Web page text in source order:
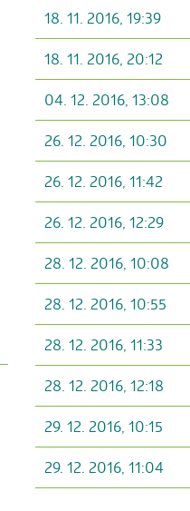
18. 11. 2016, 19:39
18. 11. 2016, 20:12
04. 12. 2016, 13:08
26. 12. 2016, 10:30
26. 12. 2016, 11:42
26. 12. 2016, 12:29
28. 12. 2016, 10:08
28. 12. 2016, 10:55
28. 12. 2016, 11:33
28. 12. 2016, 12:18
29. 12. 2016, 10:15
29. 12. 2016, 11:04